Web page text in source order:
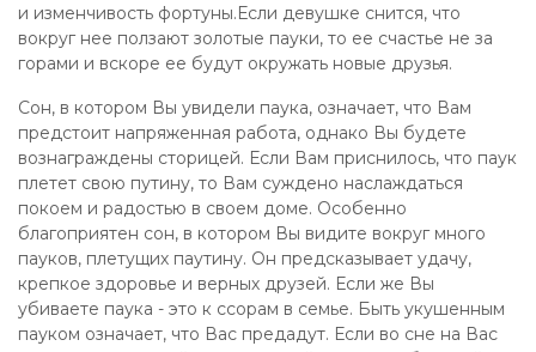
и изменчивость фортуны.Если девушке снится, что
вокруг нее ползают золотые пауки, то ее счастье не за
горами и вскоре ее будут окружать новые друзья.
Сон, в котором Вы увидели паука, означает, что Вам
предстоит напряженная работа, однако Вы будете
вознаграждены сторицей. Если Вам приснилось, что паук
плетет свою путину, то Вам суждено наслаждаться
покоем и радостью в своем доме. Особенно
благоприятен сон, в котором Вы видите вокруг много
пауков, плетущих паутину. Он предсказывает удачу,
крепкое здоровье и верных друзей. Если же Вы
убиваете паука - это к ссорам в семье. Быть укушенным
пауком означает, что Вас предадут. Если во сне на Вас